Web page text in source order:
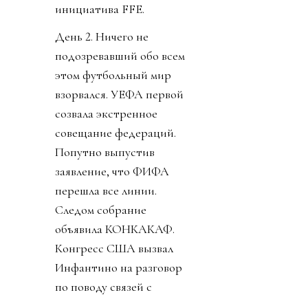
инициатива FFE.
День 2. Ничего не
подозревавший обо всем
этом футбольный мир
взорвался. УЕФА первой
созвала экстренное
совещание федераций.
Попутно выпустив
заявление, что ФИФА
перешла все линии.
Следом собрание
объявила КОНКАКАФ.
Конгресс США вызвал
Инфантино на разговор
по поводу связей с